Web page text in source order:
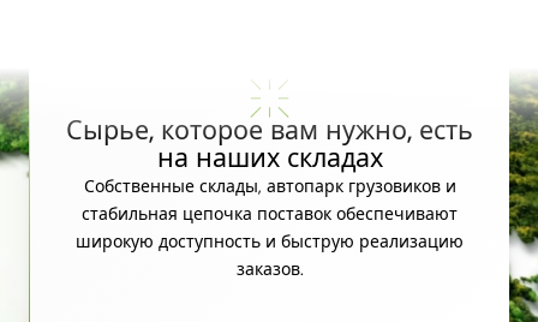
Сырье, которое вам нужно, есть
на наших складах
Собственные склады, автопарк грузовиков и
стабильная цепочка поставок обеспечивают
широкую доступность и быструю реализацию
заказов.